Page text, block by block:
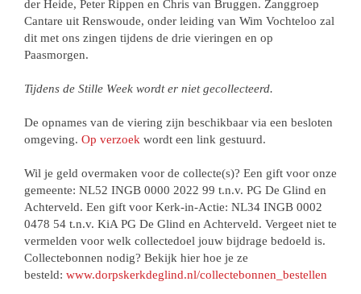
der Heide, Peter Rippen en Chris van Bruggen. Zanggroep
Cantare uit Renswoude, onder leiding van Wim Vochteloo zal
dit met ons zingen tijdens de drie vieringen en op
Paasmorgen.
Tijdens de Stille Week wordt er niet gecollecteerd.
De opnames van de viering zijn beschikbaar via een besloten
omgeving. Op verzoek wordt een link gestuurd.
Wil je geld overmaken voor de collecte(s)? Een gift voor onze
gemeente: NL52 INGB 0000 2022 99 t.n.v. PG De Glind en
Achterveld. Een gift voor Kerk-in-Actie: NL34 INGB 0002
0478 54 t.n.v. KiA PG De Glind en Achterveld. Vergeet niet te
vermelden voor welk collectedoel jouw bijdrage bedoeld is.
Collectebonnen nodig? Bekijk hier hoe je ze
besteld: www.dorpskerkdeglind.nl/collectebonnen_bestellen